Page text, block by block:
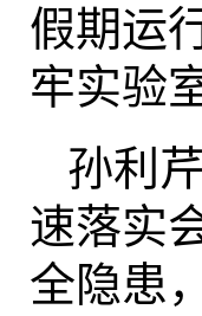
假期运
牢实验
孙利
速落实
全隐患